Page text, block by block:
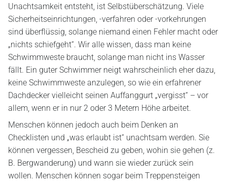
Unachtsamkeit entsteht, ist Selbstüberschätzung. Viele
Sicherheitseinrichtungen, -verfahren oder -vorkehrungen
sind überflüssig, solange niemand einen Fehler macht oder
„nichts schiefgeht“. Wir alle wissen, dass man keine
Schwimmweste braucht, solange man nicht ins Wasser
fällt. Ein guter Schwimmer neigt wahrscheinlich eher dazu,
keine Schwimmweste anzulegen, so wie ein erfahrener
Dachdecker vielleicht seinen Auffanggurt „vergisst“ – vor
allem, wenn er in nur 2 oder 3 Metern Höhe arbeitet.
Menschen können jedoch auch beim Denken an
Checklisten und „was erlaubt ist“ unachtsam werden. Sie
können vergessen, Bescheid zu geben, wohin sie gehen (z.
B. Bergwanderung) und wann sie wieder zurück sein
wollen. Menschen können sogar beim Treppensteigen